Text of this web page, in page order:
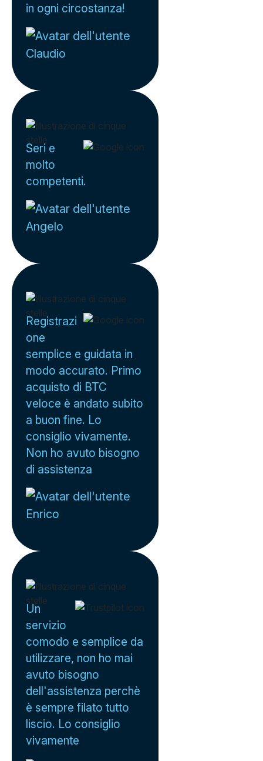
in ogni circostanza!
Claudio
Seri e
molto
competenti.
Angelo
Registrazi
one
semplice e guidata in
modo accurato. Primo
acquisto di BTC
veloce è andato subito
a buon fine. Lo
consiglio vivamente.
Non ho avuto bisogno
di assistenza
Enrico
Un
servizio
comodo e semplice da
utilizzare, non ho mai
avuto bisogno
dell'assistenza perchè
è sempre filato tutto
liscio. Lo consiglio
vivamente